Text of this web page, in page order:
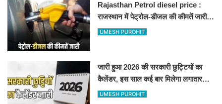
Rajasthan Petrol diesel price :
राजस्थान में पेट्रोल-डीजल की कीमतें जारी,
जानिए बीकानेर समेत पुरे प्रदेश में नए रेट
UMESH PUROHIT
जारी हुआ 2026 की सरकारी छुट्टियों का
कैलेंडर, इस साल कई बार मिलेगा लगातार
अवकाश, देखें
UMESH PUROHIT